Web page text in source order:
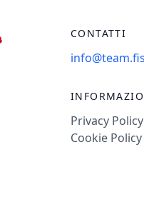
CONTATTI
Privacy Policy
Cookie Policy